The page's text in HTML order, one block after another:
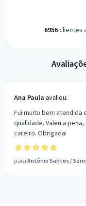
6956clientes
Ana Paula avaliou:
Fui muito bem atendida
qualidade. Valeu a
careiro. Obrigada!
para Antônio Santos /